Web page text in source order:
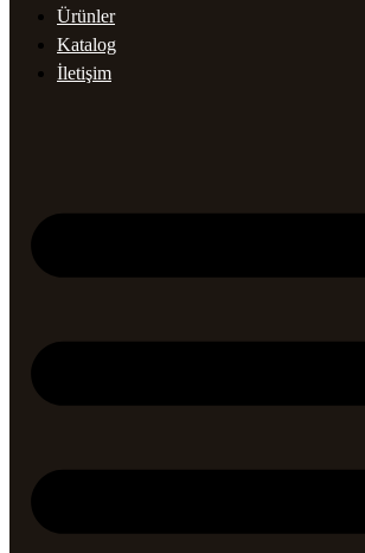
Ürünler
Katalog
İletişim